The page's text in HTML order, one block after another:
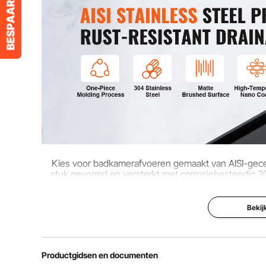
Kies voor badkamerafvoeren gemaakt van AISI-
stuk gevormd en versterkt met corrosiebestendig
Productgidsen en documenten